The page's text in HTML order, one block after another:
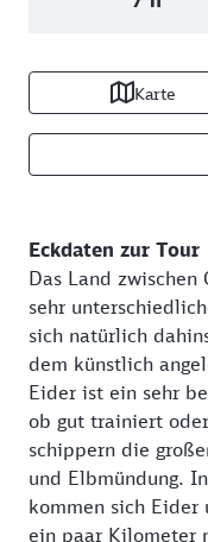
Karte
Eckdaten zur Tour
Das Land
sehr
sich natürlich
dem künstlich
Eider ist ein sehr
ob gut trainiert
schippern die
und Elbmündung.
kommen sich
ein paar Kilometer